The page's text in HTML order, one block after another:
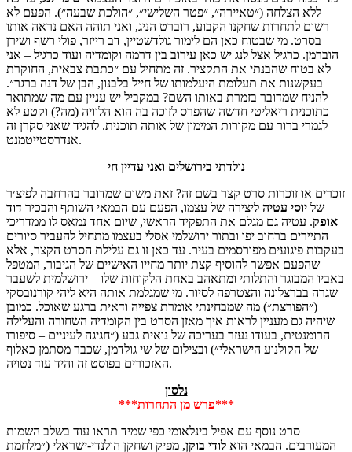
ללא הצלחה (״טאיירה״, ״פטר השלישי״, ״הולכת שבעה״). הפעם לא
רשום לתחרות שחקנו הקבוע, רוברט הניג, ואני תוהה האם נראה אותו
בסרט. מי שבטוח כאן הם לימור גולדשטיין, דב רייזר, פולי רשף ושירן
הוברמן. כרגיל אצל לנג יש כאן עירוב בין דרמה וקומדיה ועוד כרגיל – אני
לא בטוח שהבנתי את התקציר. זה מתחיל עם ״כתבת צבאית, החוקרת
בעקשנות את תעלומת היעלמותו של חייל בלבנון, הבן של דנה ברגר״.
להניח שמדובר בזמרת באותו השם? במקביל יש עניין עם מה שמתואר
כתוכנית ריאליטי חדשה שהפרס לזוכה בה הוא הלוויה (מה?) וקטע לא
לגמרי ברור עם מקורות המימון של אותה תוכנית. להגיד שאני סקרן זה
אנדרסטייטמנט.
נולדתי בירושלים ואני עדיין חי
זוכרים או זוכרות סרט קצר בשם זה? זאת משום שמדובר בהרחבה לפיצ׳ר
של יוסי עטיה ליצירה של עצמו, הפעם עם הבמאי השותף והבכיר דוד
אופק. עטיה גם מגלם את התפקיד הראשי, שיום אחד נמאס לו ממדריכי
התיירים ברחוב יפו ובתור ירושלמי אסלי בעצמו מתחיל להעביר סיורים
בעקבות פיגועים מפורסמים בעיר. עד כאן זו גם עלילת הסרט הקצר, אלא
שהפעם אפשר להוסיף קצת יותר מחייו האישיים של הגיבור, המטפל
באביו המבוגר והתלותי ומתאהב באחת הלקוחות שלו – ירושלמית לשעבר
שגרה בברצלונה והצטרפה לסיור. מי שמגלמת אותה היא ליהי קורנובסקי
(״הפורצת״) מה שמבחינתי אומרת צפייה ודאית ברגע שאוכל. כמובן
שיהיה גם מעניין לראות איך מאזן הסרט בין הקומדיה השחורה והעלילה
הרומנטית, בעודו נעזר בעריכה של נואית גבע (״חגיגה לעיניים – סיפורו
של הקולנוע הישראלי״) ובצילום של שי גולדמן, שכבר מסתמן כאלוף
האזכורים בפוסט זה והיד עוד נטויה.
נלסון
***פרש מן התחרות***
סרט נוסף עם אפיל בינלאומי כפי שמיד תראו עוד בשלב השמות
המעורבים. הבמאי הוא לודי בוקן, מפיק ושחקן הולנדי-ישראלי (״מלחמת